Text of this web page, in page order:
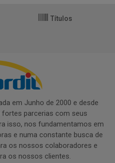
Títulos
em Junho de 2000 e desde
parcerias com seus
isso, nos fundamentamos em
e numa constante busca de
os nossos colaboradores e
os nossos clientes.